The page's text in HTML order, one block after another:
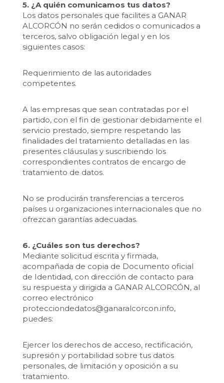
5. ¿A quién comunicamos tus datos?
Los datos personales que facilites a GANAR
ALCORCÓN no serán cedidos o comunicados a
terceros, salvo obligación legal y en los
siguientes casos:
Requerimiento de las autoridades
competentes.
A las empresas que sean contratadas por el
partido, con el fin de gestionar debidamente el
servicio prestado, siempre respetando las
finalidades del tratamiento detalladas en las
presentes cláusulas y suscribiendo los
correspondientes contratos de encargo de
tratamiento de datos.
No se producirán transferencias a terceros
países u organizaciones internacionales que no
ofrezcan garantías adecuadas.
6. ¿Cuáles son tus derechos?
Mediante solicitud escrita y firmada,
acompañada de copia de Documento oficial
de Identidad, con dirección de contacto para
su respuesta y dirigida a GANAR ALCORCÓN, al
correo electrónico
protecciondedatos@ganaralcorcon.info,
puedes:
Ejercer los derechos de acceso, rectificación,
supresión y portabilidad sobre tus datos
personales, de limitación y oposición a su
tratamiento.